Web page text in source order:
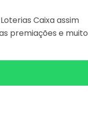
Caixa assim
premiações e muito